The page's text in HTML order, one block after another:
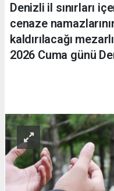
Denizli il sınırları
cenaze
kaldırılacağı
2026 Cuma günü